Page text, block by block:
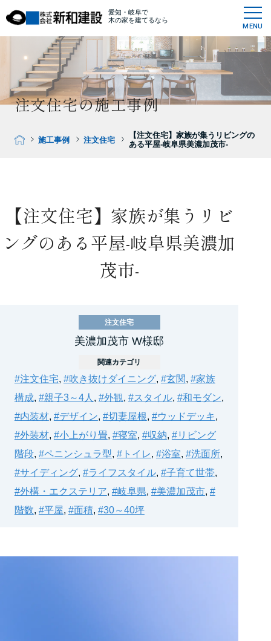
愛知・岐阜で
木の家を建てるなら
MENU
注文住宅の施工事例
施工事例 注文住宅
【注文住宅】家族が集うリビングの
ある平屋-岐阜県美濃加茂市-
【注文住宅】家族が集うリビ
ングのある平屋-岐阜県美濃加
茂市-
注文住宅
美濃加茂市 W様邸
関連カテゴリ
#注文住宅, #吹き抜けダイニング, #玄関, #家族
構成, #親子3～4人 , #外観, #スタイル, #和モダン,
#内装材, #デザイン, #切妻屋根, #ウッドデッキ,
#外装材, #小上がり畳, #寝室, #収納, #リビング
階段, #ペニンシュラ型, #トイレ, #浴室, #洗面所,
#サイディング, #ライフスタイル, #子育て世帯,
#外構・エクステリア, #岐阜県, #美濃加茂市, #
階数, #平屋, #面積, #30～40坪